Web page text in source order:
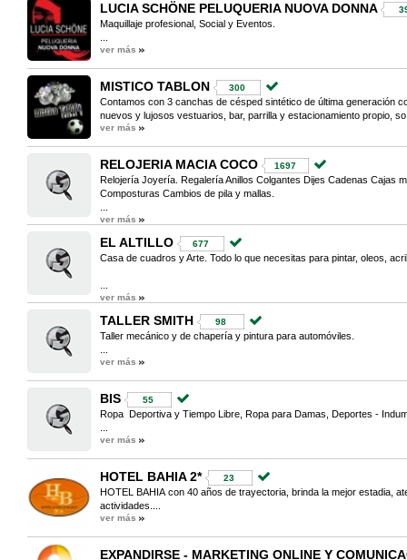
LUCIA SCHÖNE PELUQUERIA NUOVA DONNA
Maquillaje profesional, Social y Eventos.
ver más
MISTICO TABLON 300
Contamos con 3 canchas de césped sintético de última generación
nuevos y lujosos vestuarios, bar, parrilla y estacionamiento propio,
ver más
RELOJERIA MACIA COCO 1697
Relojería Joyería. Regalería Anillos Colgantes Dijes Cadenas Cajas
Composturas Cambios de pila y mallas.
ver más
EL ALTILLO 677
Casa de cuadros y Arte. Todo lo que necesitas para pintar, oleos,
ver más
TALLER SMITH 98
Taller mecánico y de chapería y pintura para automóviles.
ver más
BIS 55
Ropa Deportiva y Tiempo Libre, Ropa para Damas, Deportes -
ver más
HOTEL BAHIA 2* 23
HOTEL BAHIA con 40 años de trayectoria, brinda la mejor estadia,
actividades....
ver más
EXPANDIRSE - MARKETING ONLINE Y